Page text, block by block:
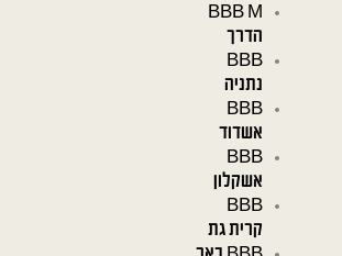
BBB M
הדרך
BBB
נתניה
BBB
אשדוד
BBB
אשקלון
BBB
קרית גת